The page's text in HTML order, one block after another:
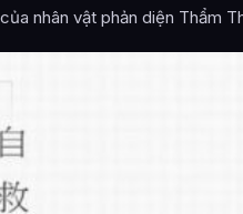
nhân vật phản diện Thẩm